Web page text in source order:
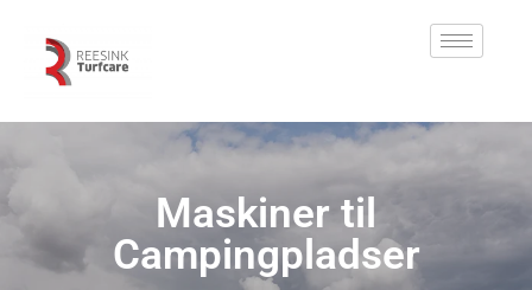
Maskiner til
Campingpladser